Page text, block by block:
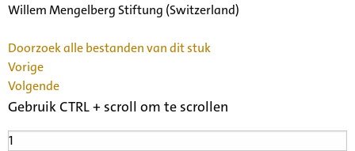
Willem Mengelberg Stiftung (Switzerland)
Doorzoek alle bestanden van dit stuk
Vorige
Volgende
Gebruik CTRL + scroll om te scrollen